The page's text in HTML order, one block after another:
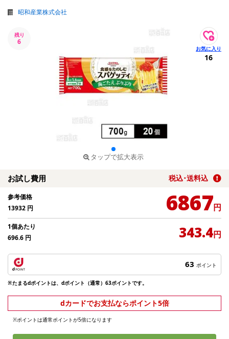
昭和産業株式会社
残り
6
タップで拡大表示
16
お試し費用 税込･送料込
参考価格
13932 円 6867円
1個あたり
696.6 円 343.4円
63 ポイント
※たまるdポイントは、dポイント（通常）63ポイントです。
dカードでお支払ならポイント5倍
※ポイントは通常ポイントが5倍になります